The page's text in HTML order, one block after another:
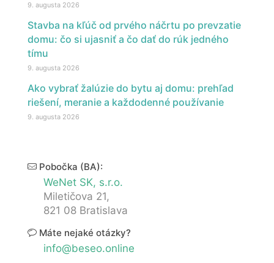
9. augusta 2026
Stavba na kľúč od prvého náčrtu po prevzatie
domu: čo si ujasniť a čo dať do rúk jedného
tímu
9. augusta 2026
Ako vybrať žalúzie do bytu aj domu: prehľad
riešení, meranie a každodenné používanie
9. augusta 2026
Pobočka (BA):
WeNet SK, s.r.o.
Miletičova 21,
821 08 Bratislava
Máte nejaké otázky?
info@beseo.online